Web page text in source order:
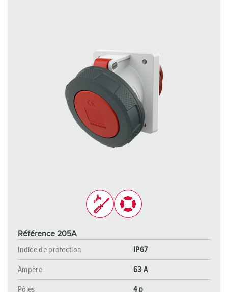
Référence 205A
Indice de protection
IP67
Ampère 63 A
Pôles 4 p